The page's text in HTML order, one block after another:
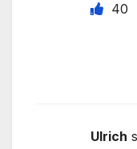
40
Ulrich